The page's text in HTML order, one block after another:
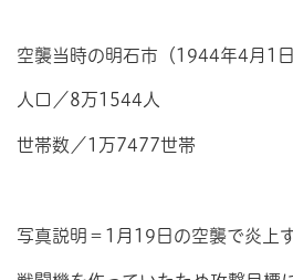
空襲当時の明石市（1944年4月1日
人口／8万1544人
世帯数／1万7477世帯
写真説明＝1月19日の空襲で炎上